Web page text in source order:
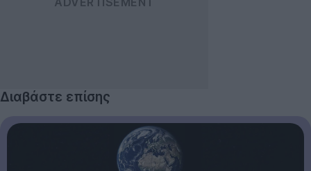
Διαβάστε επίσης